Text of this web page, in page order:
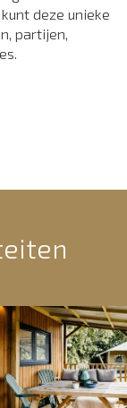
deze unieke
partijen,